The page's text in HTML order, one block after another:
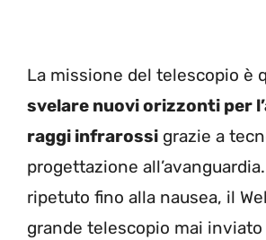
La missione del telescopio è
svelare nuovi orizzonti per
raggi infrarossi grazie a
progettazione
ripetuto fino alla nausea, il
grande telescopio mai inviato